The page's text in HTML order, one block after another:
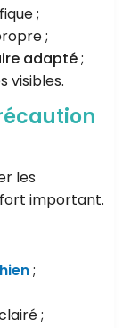
;
;
adapté;
visibles.
les
important.
;
;